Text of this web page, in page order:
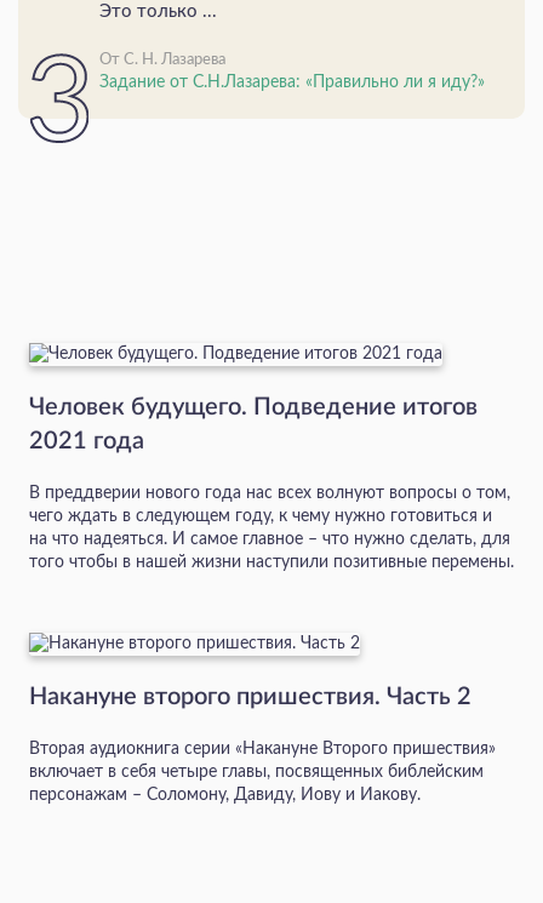
Это только ...
От С. Н. Лазарева
Задание от С.Н.Лазарева: «Правильно ли я иду?»
Человек будущего. Подведение итогов
2021 года
В преддверии нового года нас всех волнуют вопросы о том,
чего ждать в следующем году, к чему нужно готовиться и
на что надеяться. И самое главное – что нужно сделать, для
того чтобы в нашей жизни наступили позитивные перемены.
Накануне второго пришествия. Часть 2
Вторая аудиокнига серии «Накануне Второго пришествия»
включает в себя четыре главы, посвященных библейским
персонажам – Соломону, Давиду, Иову и Иакову.